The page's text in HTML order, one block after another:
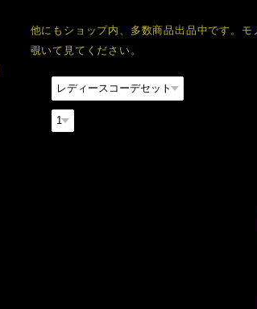
他にもショップ内、多数商品出品中です。
覗いて見てください。